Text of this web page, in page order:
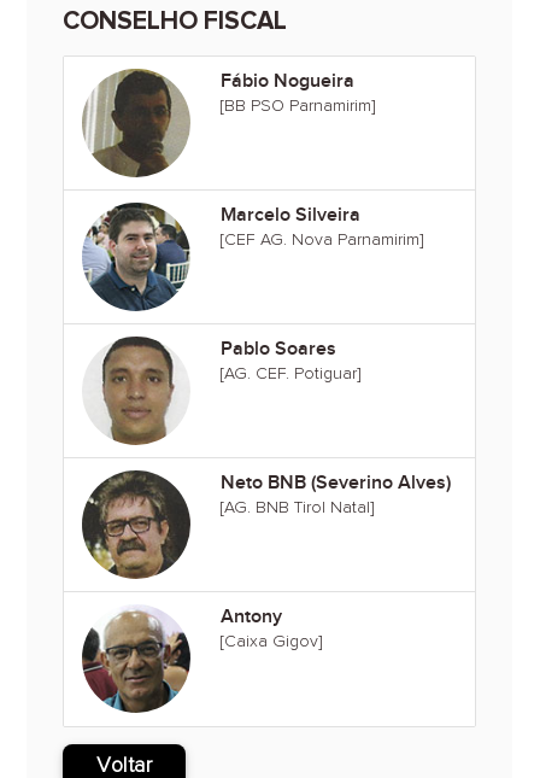
CONSELHO FISCAL
Fábio Nogueira
[BB PSO Parnamirim]
Marcelo Silveira
[CEF AG. Nova Parnamirim]
Pablo Soares
[AG. CEF. Potiguar]
Neto BNB (Severino Alves)
[AG. BNB Tirol Natal]
Antony
[Caixa Gigov]
Voltar